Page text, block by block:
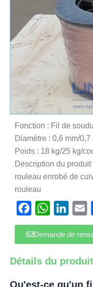
Fonction : Fil de
Diamètre : 0,6 mm/0,7
Poids : 18 kg/25 kg/
Description du
rouleau enrobé de
rouleau
FacebookWhatsApp
Demande de
Détails du produit
Qu'est-ce qu'un